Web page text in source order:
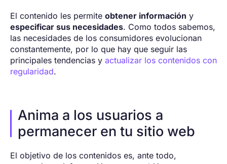
El contenido les permite obtener información y
especificar sus necesidades. Como todos sabemos,
las necesidades de los consumidores evolucionan
constantemente, por lo que hay que seguir las
principales tendencias y actualizar los contenidos con
regularidad.
Anima a los usuarios a
permanecer en tu sitio web
El objetivo de los contenidos es, ante todo,